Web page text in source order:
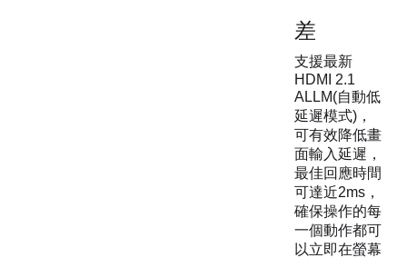
差
支援最新
HDMI 2.1
ALLM(自動低
延遲模式)，
可有效降低畫
面輸入延遲，
最佳回應時間
可達近2ms，
確保操作的每
一個動作都可
以立即在螢幕